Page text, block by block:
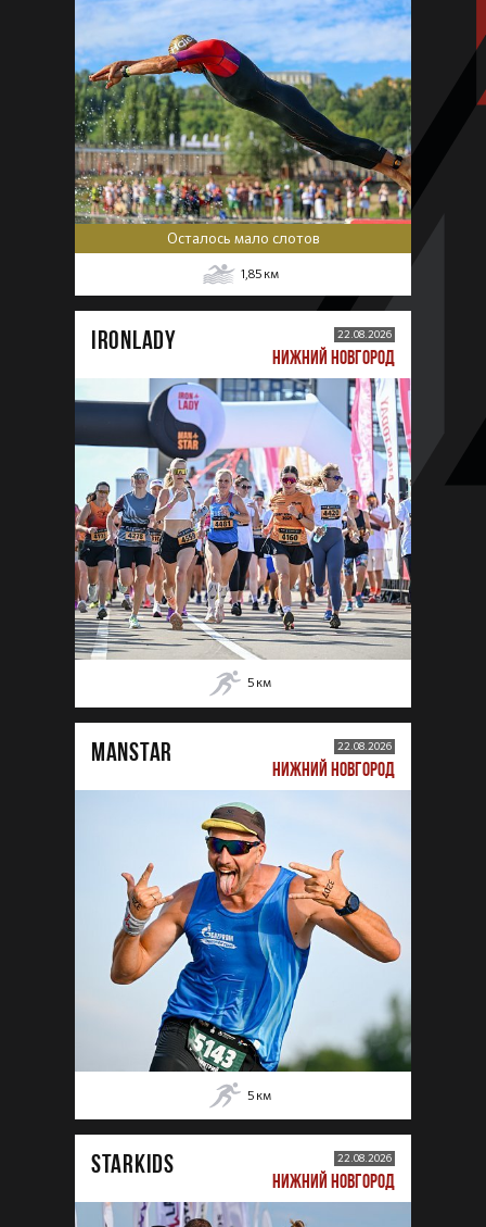
Осталось мало слотов
1,85 км
IRONLADY 22.08.2026
НИЖНИЙ НОВГОРОД
5 км
MANSTAR 22.08.2026
НИЖНИЙ НОВГОРОД
5 км
STARKIDS 22.08.2026
НИЖНИЙ НОВГОРОД